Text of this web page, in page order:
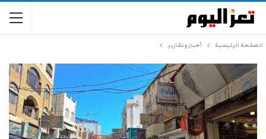
الصفحة الرئيسية أخبار وتقارير